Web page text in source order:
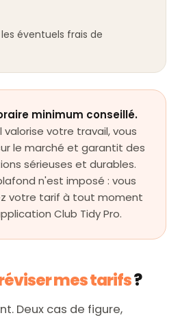
éventuels frais de
minimum conseillé.
valorise votre travail, vous
le marché et garantit des
sérieuses et durables.
n'est imposé : vous
votre tarif à tout moment
Club Tidy Pro.
mes tarifs?
Deux cas de figure,